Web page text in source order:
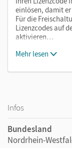
einlösen, damit
Für die
Lizenzcodes auf
aktivieren…
Mehr lesen
Infos
Bundesland
Nordrhein-